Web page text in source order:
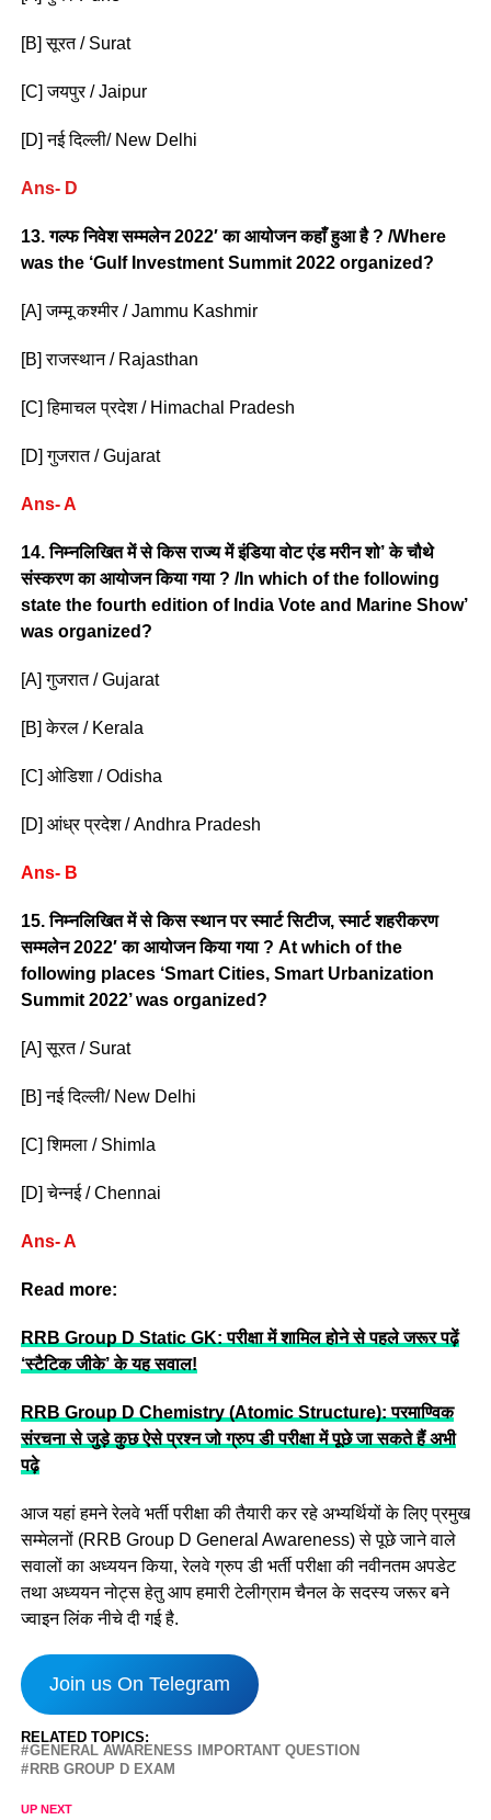
[B] सूरत / Surat
[C] जयपुर / Jaipur
[D] नई दिल्ली/ New Delhi
Ans- D
13. गल्फ निवेश सम्मलेन 2022′ का आयोजन कहाँ हुआ है ? /Where
was the ‘Gulf Investment Summit 2022 organized?
[A] जम्मू कश्मीर / Jammu Kashmir
[B] राजस्थान / Rajasthan
[C] हिमाचल प्रदेश / Himachal Pradesh
[D] गुजरात / Gujarat
Ans- A
14. निम्नलिखित में से किस राज्य में इंडिया वोट एंड मरीन शो’ के चौथे
संस्करण का आयोजन किया गया ? /In which of the following
state the fourth edition of India Vote and Marine Show’
was organized?
[A] गुजरात / Gujarat
[B] केरल / Kerala
[C] ओडिशा / Odisha
[D] आंध्र प्रदेश / Andhra Pradesh
Ans- B
15. निम्नलिखित में से किस स्थान पर स्मार्ट सिटीज, स्मार्ट शहरीकरण
सम्मलेन 2022′ का आयोजन किया गया ? At which of the
following places ‘Smart Cities, Smart Urbanization
Summit 2022’ was organized?
[A] सूरत / Surat
[B] नई दिल्ली/ New Delhi
[C] शिमला / Shimla
[D] चेन्नई / Chennai
Ans- A
Read more:
RRB Group D Static GK: परीक्षा में शामिल होने से पहले जरूर पढ़ें
‘स्टैटिक जीके’ के यह सवाल!
RRB Group D Chemistry (Atomic Structure): परमाण्विक
संरचना से जुड़े कुछ ऐसे प्रश्न जो ग्रुप डी परीक्षा में पूछे जा सकते हैं अभी
पढ़े
आज यहां हमने रेलवे भर्ती परीक्षा की तैयारी कर रहे अभ्यर्थियों के लिए प्रमुख
सम्मेलनों (RRB Group D General Awareness) से पूछे जाने वाले
सवालों का अध्ययन किया, रेलवे ग्रुप डी भर्ती परीक्षा की नवीनतम अपडेट
तथा अध्ययन नोट्स हेतु आप हमारी टेलीग्राम चैनल के सदस्य जरूर बने
ज्वाइन लिंक नीचे दी गई है.
Join us On Telegram
RELATED TOPICS:
GENERAL AWARENESS IMPORTANT QUESTION
RRB GROUP D EXAM
UP NEXT